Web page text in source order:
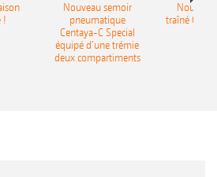
!
Nouveau semoir
pneumatique
Centaya-C Special
équipé d’une trémie
deux compartiments
traîné